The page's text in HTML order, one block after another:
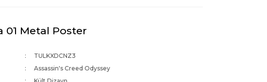
01 Metal Poster
TULKXDCNZ3
Assassin's Creed Odyssey